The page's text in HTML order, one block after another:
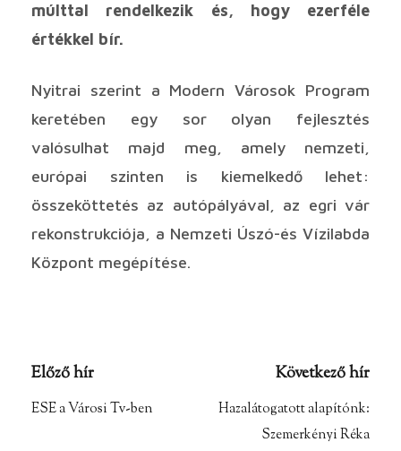
múlttal rendelkezik és, hogy ezerféle
értékkel bír.
Nyitrai szerint a Modern Városok Program
keretében egy sor olyan fejlesztés
valósulhat majd meg, amely nemzeti,
európai szinten is kiemelkedő lehet:
összeköttetés az autópályával, az egri vár
rekonstrukciója, a Nemzeti Úszó-és Vízilabda
Központ megépítése.
Előző hír
ESE a Városi Tv-ben
Következő hír
Hazalátogatott alapítónk:
Szemerkényi Réka